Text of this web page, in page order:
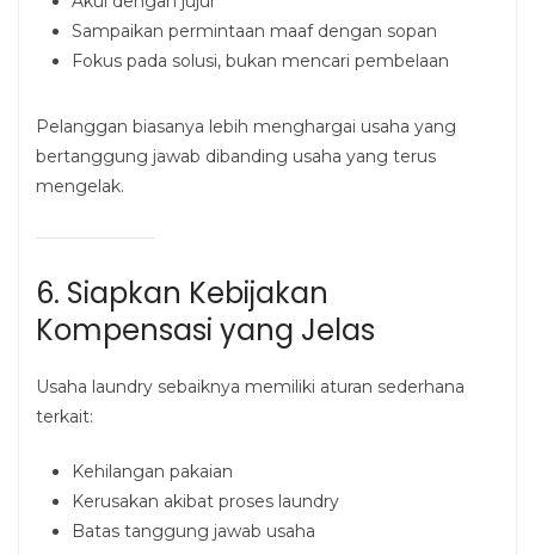
Sampaikan permintaan maaf dengan sopan
Fokus pada solusi, bukan mencari pembelaan
Pelanggan biasanya lebih menghargai usaha yang
bertanggung jawab dibanding usaha yang terus
mengelak.
6. Siapkan Kebijakan
Kompensasi yang Jelas
Usaha laundry sebaiknya memiliki aturan sederhana
terkait:
Kehilangan pakaian
Kerusakan akibat proses laundry
Batas tanggung jawab usaha